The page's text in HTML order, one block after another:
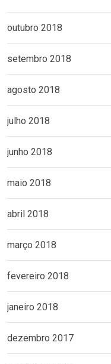
outubro 2018
setembro 2018
agosto 2018
julho 2018
junho 2018
maio 2018
abril 2018
março 2018
fevereiro 2018
janeiro 2018
dezembro 2017